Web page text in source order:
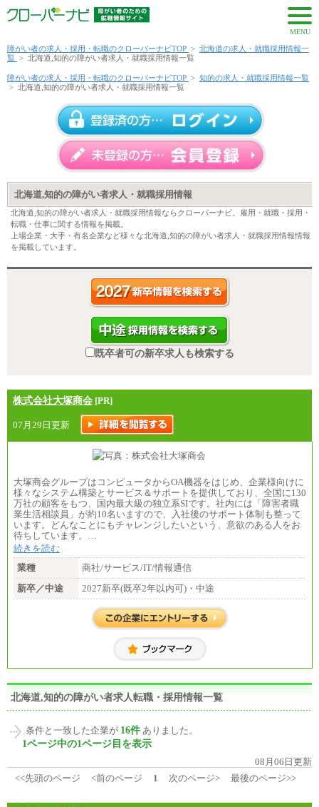
MENU
障がい者の求人・採用・転職のクローバーナビTOP > 北海道の求人・就職採用情報一
覧 > 北海道,知的の障がい者求人・就職採用情報一覧
障がい者の求人・採用・転職のクローバーナビTOP > 知的の求人・就職採用情報一覧
> 北海道,知的の障がい者求人・就職採用情報一覧
北海道,知的の障がい者求人・就職採用情報
北海道,知的の障がい者求人・就職採用情報ならクローバーナビ。雇用・就職・採用・
転職・仕事に関する情報を掲載。
上場企業・大手・有名企業など様々な北海道,知的の障がい者求人・就職採用情報情報
を掲載しています。
既卒者可の新卒求人も検索する
株式会社大塚商会 [PR]
07月29日更新
大塚商会グループはコンピュータからOA機器をはじめ、企業様向けに
様々なシステム構築とサービス＆サポートを提供しており、全国に130
万社の顧客をもつ、国内最大級の独立系SIです。社内には「障害者職
業生活相談員」が約10名いますので、入社後のサポート体制も整って
います。どんなことにもチャレンジしたいという、意欲のある人をお
待ちしています。…
続きを読む
業種
商社/サービス/IT/情報通信
新卒／中途
2027新卒(既卒2年以内可)・中途
北海道,知的の障がい者求人転職・採用情報一覧
条件と一致した企業が 16件 ありました。
1ページ中の1ページ目を表示
08月06日更新
<<先頭のページ
<前のページ 1 次のページ> 最後のページ>>